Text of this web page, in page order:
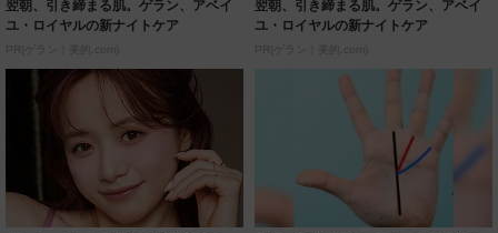
翌朝、引き締まる肌。ゲラン、アベイ
ユ・ロイヤルの新ナイトケア
PR(ゲラン｜美的.com)
翌朝、引き締まる肌。ゲラン、アベイ
ユ・ロイヤルの新ナイトケア
PR(ゲラン｜美的.com)